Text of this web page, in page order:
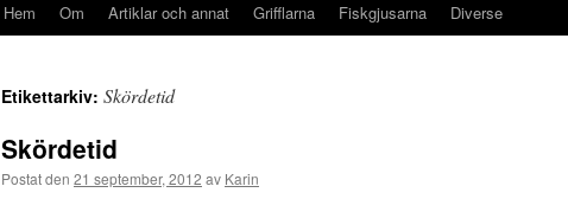
Hem Om Artiklar och annat Grifflarna Fiskgjusarna Diverse
Etikettarkiv: Skördetid
Skördetid
Postat den 21 september, 2012 av Karin